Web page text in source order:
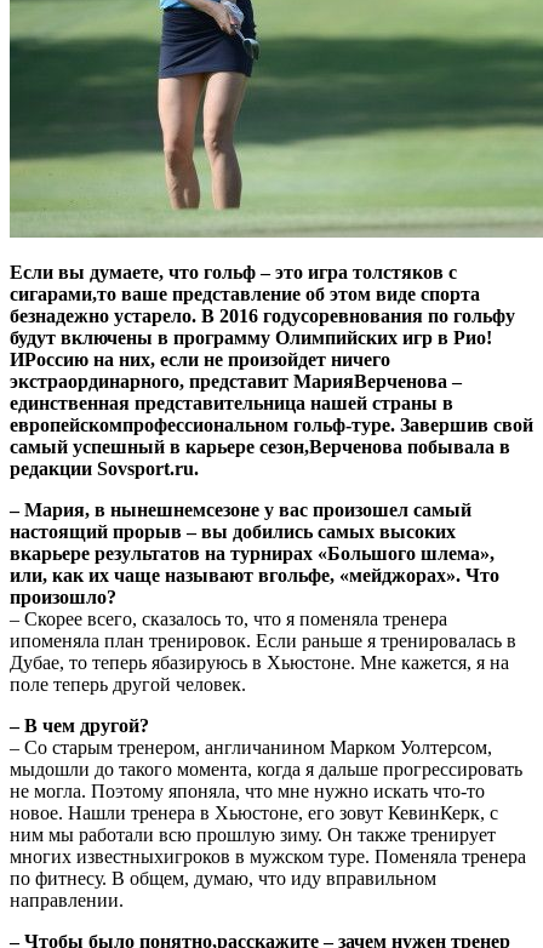
Если вы думаете, что гольф – это игра толстяков с
сигарами,то ваше представление об этом виде спорта
безнадежно устарело. В 2016 годусоревнования по гольфу
будут включены в программу Олимпийских игр в Рио!
ИРоссию на них, если не произойдет ничего
экстраординарного, представит МарияВерченова –
единственная представительница нашей страны в
европейскомпрофессиональном гольф-туре. Завершив свой
самый успешный в карьере сезон,Верченова побывала в
редакции Sovsport.ru.
– Мария, в нынешнемсезоне у вас произошел самый
настоящий прорыв – вы добились самых высоких
вкарьере результатов на турнирах «Большого шлема»,
или, как их чаще называют вгольфе, «мейджорах». Что
произошло?
– Скорее всего, сказалось то, что я поменяла тренера
ипоменяла план тренировок. Если раньше я тренировалась в
Дубае, то теперь ябазируюсь в Хьюстоне. Мне кажется, я на
поле теперь другой человек.
– В чем другой?
– Со старым тренером, англичанином Марком Уолтерсом,
мыдошли до такого момента, когда я дальше прогрессировать
не могла. Поэтому японяла, что мне нужно искать что-то
новое. Нашли тренера в Хьюстоне, его зовут КевинКерк, с
ним мы работали всю прошлую зиму. Он также тренирует
многих известныхигроков в мужском туре. Поменяла тренера
по фитнесу. В общем, думаю, что иду вправильном
направлении.
– Чтобы было понятно,расскажите – зачем нужен тренер